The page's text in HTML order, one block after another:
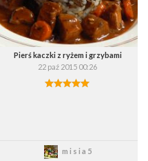
Pierś kaczki z ryżem i grzybami
22 paź 2015 00:26
misia5
Zapisz